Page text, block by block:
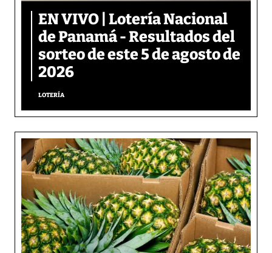
EN VIVO | Lotería Nacional
de Panamá - Resultados del
sorteo de este 5 de agosto de
2026
LOTERÍA